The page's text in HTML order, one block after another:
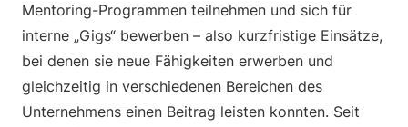
Mentoring-Programmen teilnehmen und sich für
interne „Gigs“ bewerben – also kurzfristige Einsätze,
bei denen sie neue Fähigkeiten erwerben und
gleichzeitig in verschiedenen Bereichen des
Unternehmens einen Beitrag leisten konnten. Seit